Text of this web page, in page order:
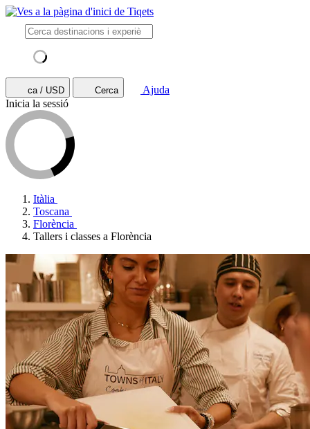
ca / USD Cerca
Ajuda
Inicia la sessió
Itàlia
Toscana
Florència
Tallers i classes a Florència